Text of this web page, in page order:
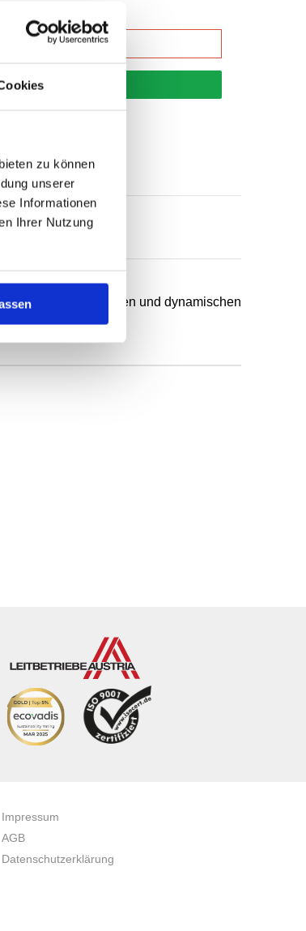
zu können
unserer
Informationen
Ihrer Nutzung
in statischen und dynamischen
Impressum
AGB
Datenschutzerklärung